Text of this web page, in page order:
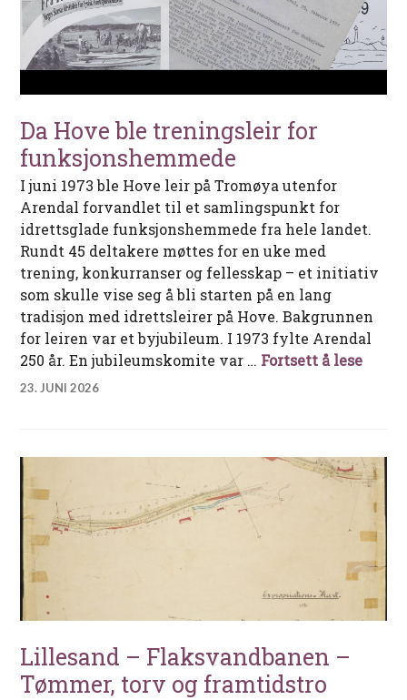
Da Hove ble treningsleir for
funksjonshemmede
I juni 1973 ble Hove leir på Tromøya utenfor
Arendal forvandlet til et samlingspunkt for
idrettsglade funksjonshemmede fra hele landet.
Rundt 45 deltakere møttes for en uke med
trening, konkurranser og fellesskap – et initiativ
som skulle vise seg å bli starten på en lang
tradisjon med idrettsleirer på Hove. Bakgrunnen
for leiren var et byjubileum. I 1973 fylte Arendal
250 år. En jubileumskomite var … Fortsett å leseDa
23. JUNI 2026
Lillesand – Flaksvandbanen –
Tømmer, torv og framtidstro